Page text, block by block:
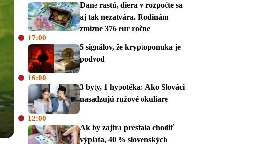
Dane rastú, diera v rozpočte sa
aj tak nezatvára. Rodinám
zmizne 376 eur ročne
17:00
5 signálov, že kryptoponuka je
podvod
16:00
3 byty, 1 hypotéka: Ako Slováci
nasadzujú ružové okuliare
12:00
Ak by zajtra prestala chodiť
výplata, 40 % slovenských